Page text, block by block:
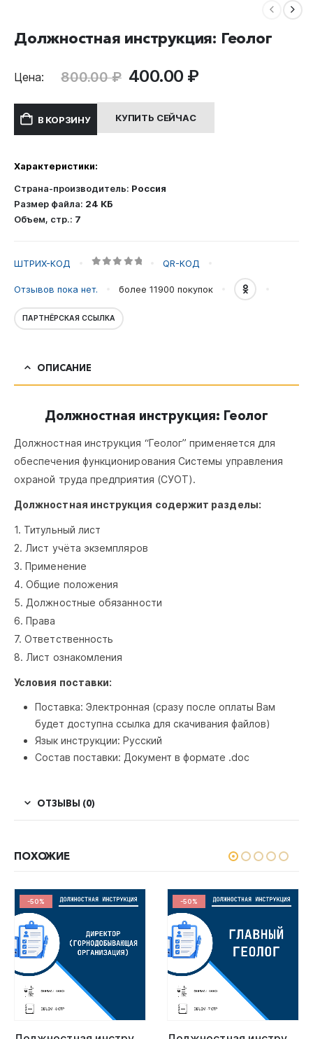
Должностная инструкция: Геолог
Цена: 800.00₽ Первоначальная
составляла
800.00 ₽.
400.00 ₽Текущая
400.00 ₽.
В КОРЗИНУ КУПИТЬ СЕЙЧАС
Характеристики:
Страна-производитель: Россия
Размер файла: 24 КБ
Объем, стр.: 7
ШТРИХ-КОД QR-КОД
Отзывов пока нет. более 11900 покупок
ПАРТНЁРСКАЯ ССЫЛКА
ОПИСАНИЕ
Должностная инструкция: Геолог
Должностная инструкция “Геолог” применяется для
обеспечения функционирования Системы управления
охраной труда предприятия (СУОТ).
Должностная инструкция содержит разделы:
1. Титульный лист
2. Лист учёта экземпляров
3. Применение
4. Общие положения
5. Должностные обязанности
6. Права
7. Ответственность
8. Лист ознакомления
Условия поставки:
Поставка: Электронная (сразу после оплаты Вам
будет доступна ссылка для скачивания файлов)
Язык инструкции: Русский
Состав поставки: Документ в формате .doc
ОТЗЫВЫ (0)
ПОХОЖИЕ
-50% -50%